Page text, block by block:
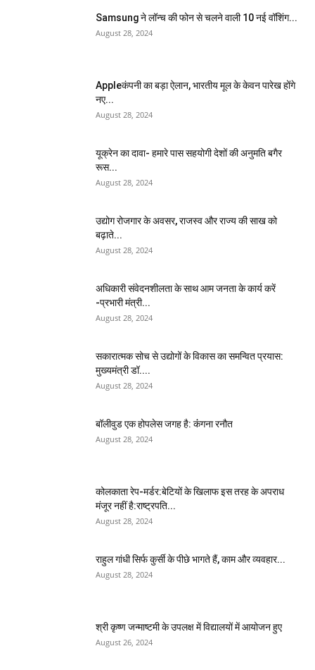
Samsung ने लॉन्च की फोन से चलने वाली 10 नई वॉशिंग...
August 28, 2024
Appleकंपनी का बड़ा ऐलान, भारतीय मूल के केवन पारेख होंगे
नए...
August 28, 2024
यूक्रेन का दावा- हमारे पास सहयोगी देशों की अनुमति बगैर
रूस...
August 28, 2024
उद्योग रोजगार के अवसर, राजस्व और राज्य की साख को
बढ़ाते...
August 28, 2024
अधिकारी संवेदनशीलता के साथ आम जनता के कार्य करें
-प्रभारी मंत्री...
August 28, 2024
सकारात्मक सोच से उद्योगों के विकास का समन्वित प्रयास:
मुख्यमंत्री डॉ....
August 28, 2024
बॉलीवुड एक होपलेस जगह है: कंंगना रनौत
August 28, 2024
कोलकाता रेप-मर्डर:बेटियों के खिलाफ इस तरह के अपराध
मंजूर नहीं है:राष्ट्रपति...
August 28, 2024
राहुल गांधी सिर्फ कुर्सी के पीछे भागते हैं, काम और व्यवहार...
August 28, 2024
श्री कृष्ण जन्माष्टमी के उपलक्ष में विद्यालयों में आयोजन हुए
August 26, 2024